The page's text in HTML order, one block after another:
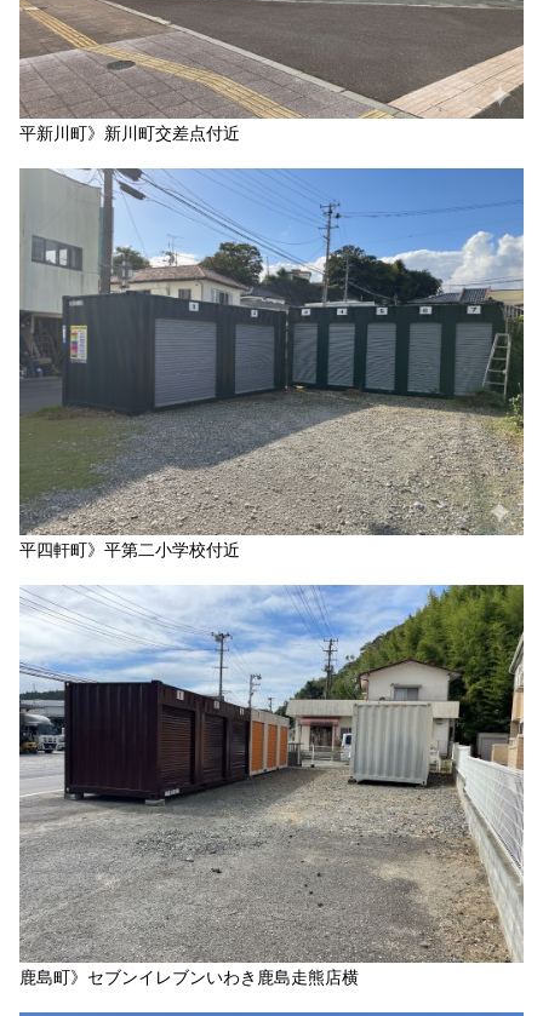
平新川町》新川町交差点付近
平四軒町》平第二小学校付近
鹿島町》セブンイレブンいわき鹿島走熊店横